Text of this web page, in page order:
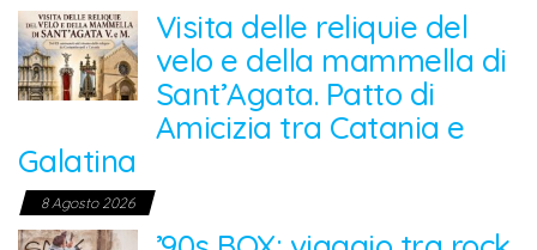
Visita delle reliquie del
velo e della mammella di
Sant’Agata. Patto di
Amicizia tra Catania e
Galatina
8 Agosto 2026